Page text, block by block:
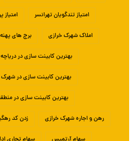
امتیاز تندگویان تهرانسر امتیاز
املاک شهرک خرازی برج های پهنه F شهرک چیتگر
بهترین کابینت سازی در
بهترین کابینت سازی در شهرک
بهترین کابینت سازی در منطقه
رهن و اجاره شهرک خرازی زدن کد